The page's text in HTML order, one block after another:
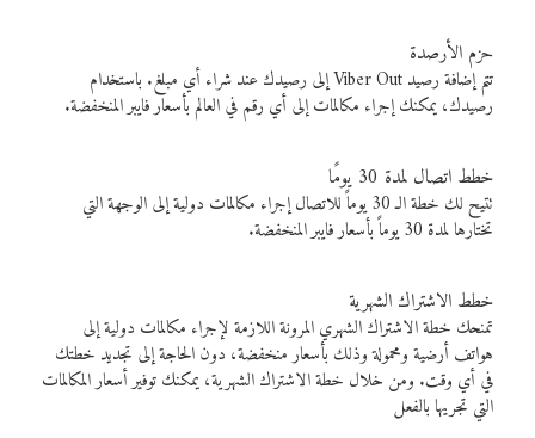
حزم الأرصدة
تتم إضافة رصيد Viber Out إلى رصيدك عند شراء أي مبلغ. باستخدام
رصيدك، يمكنك إجراء مكالمات إلى أي رقم في العالم بأسعار فايبر المنخفضة.
خطط اتصال لمدة 30 يومًا
تتيح لك خطة الـ 30 يوماً للاتصال إجراء مكالمات دولية إلى الوجهة التي
تختارها لمدة 30 يوماً بأسعار فايبر المنخفضة.
خطط الاشتراك الشهرية
تمنحك خطة الاشتراك الشهري المرونة اللازمة لإجراء مكالمات دولية إلى
هواتف أرضية ومحمولة وذلك بأسعار منخفضة، دون الحاجة إلى تجديد خطتك
في أي وقت. ومن خلال خطة الاشتراك الشهرية، يمكنك توفير أسعار المكالمات
التي تجريها بالفعل